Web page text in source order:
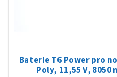
Baterie T6 Power pro
Poly, 11,55 V, 8050